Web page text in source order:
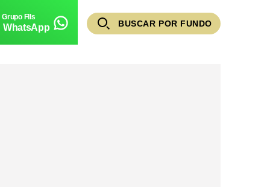
WhatsApp BUSCAR POR FUNDO